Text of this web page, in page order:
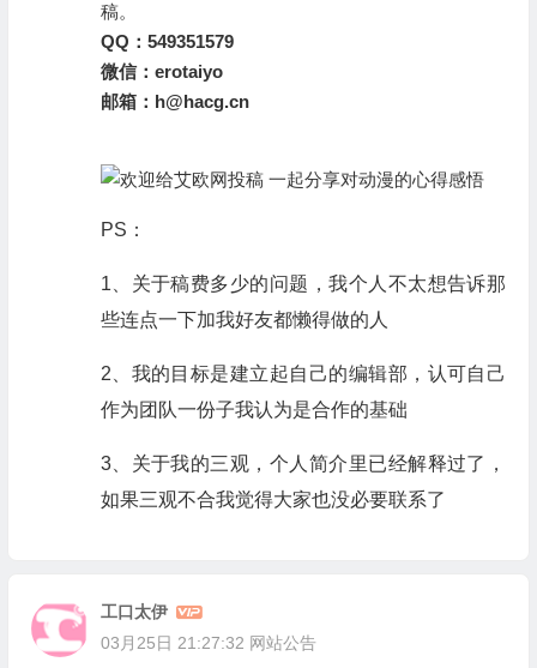
稿。
QQ： 549351579
微信： erotaiyo
邮箱： h@hacg.cn
PS：
1、关于稿费多少的问题，我个人不太想告诉那
些连点一下加我好友都懒得做的人
2、我的目标是建立起自己的编辑部，认可自己
作为团队一份子我认为是合作的基础
3、关于我的三观，个人简介里已经解释过了，
如果三观不合我觉得大家也没必要联系了
工口太伊
03月25日 21:27:32 网站公告